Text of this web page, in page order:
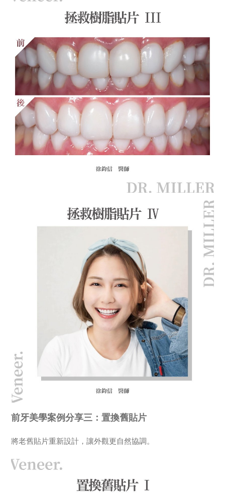
前牙美學案例分享三：置換舊貼片
將老舊貼片重新設計，讓外觀更自然協調。